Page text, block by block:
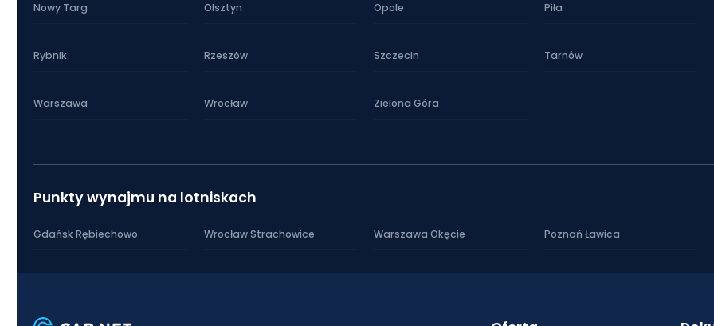
Nowy Targ Olsztyn Opole Piła
Rybnik Rzeszów Szczecin Tarnów
Warszawa Wrocław Zielona Góra
Punkty wynajmu na lotniskach
Gdańsk Rębiechowo Wrocław Strachowice Warszawa Okęcie Poznań Ławica